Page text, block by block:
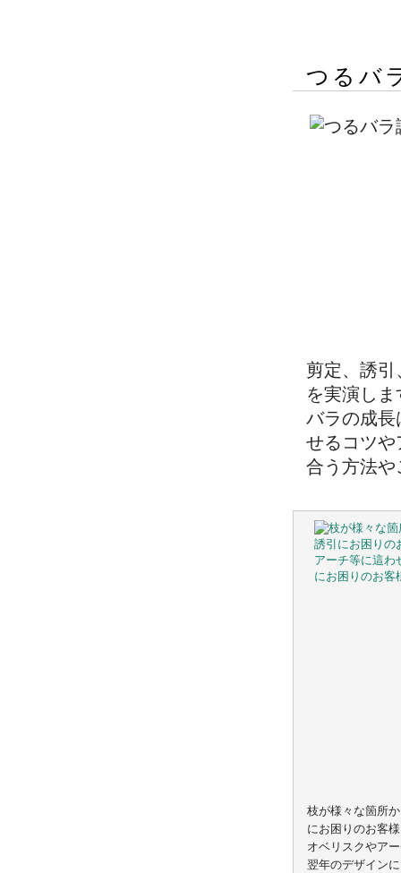
つるバ
剪定、誘
を実演しま
バラの成長
せるコツや
合う方法や
枝が様々な箇所
にお困りのお客
オベリスクやア
翌年のデザイン